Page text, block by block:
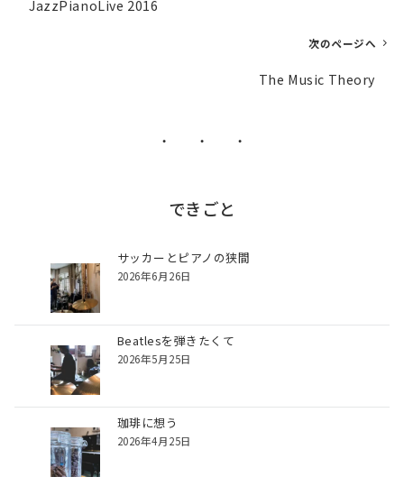
JazzPianoLive 2016
次のページへ
The Music Theory
・ ・ ・
できごと
サッカーとピアノの狭間
2026年6月26日
Beatlesを弾きたくて
2026年5月25日
珈琲に想う
2026年4月25日